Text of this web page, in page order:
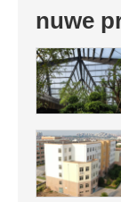
nuwe